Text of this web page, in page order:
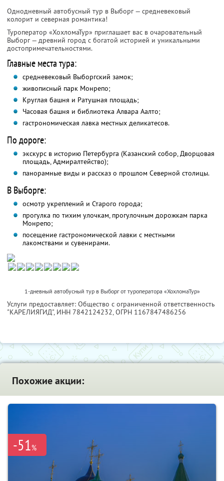
Однодневный автобусный тур в Выборг — средневековый
колорит и северная романтика!
Туроператор «ХохломаТур» приглашает вас в очаровательный
Выборг — древний город с богатой историей и уникальными
достопримечательностями.
Главные места тура:
средневековый Выборгский замок;
живописный парк Монрепо;
Круглая башня и Ратушная площадь;
Часовая башня и библиотека Алвара Аалто;
гастрономическая лавка местных деликатесов.
По дороге:
экскурс в историю Петербурга (Казанский собор, Дворцовая
площадь, Адмиралтейство);
панорамные виды и рассказ о прошлом Северной столицы.
В Выборге:
осмотр укреплений и Старого города;
прогулка по тихим улочкам, прогулочным дорожкам парка
Монрепо;
посещение гастрономической лавки с местными
лакомствами и сувенирами.
1-дневный автобусный тур в Выборг от туроператора «ХохломаТур»
Услуги предоставляет: Общество с ограниченной ответственность
"КАРЕЛИЯГИД", ИНН 7842124232, ОГРН 1167847486256
Похожие акции:
-51%